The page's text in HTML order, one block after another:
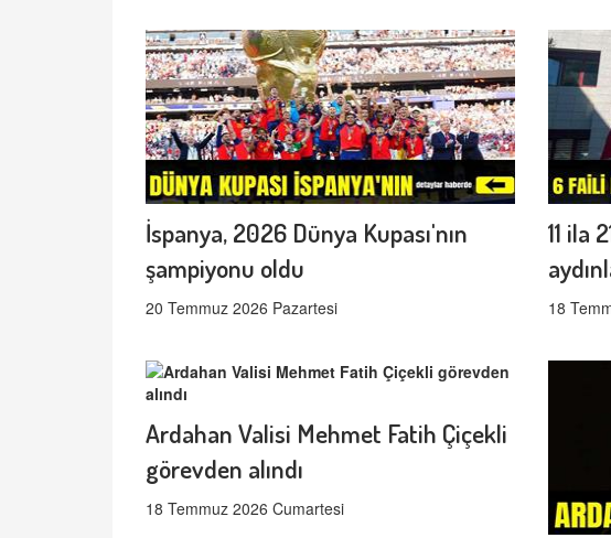
İspanya, 2026 Dünya Kupası'nın
şampiyonu oldu
20 Temmuz 2026 Pazartesi
11 ila
18
Ardahan Valisi Mehmet Fatih Çiçekli
görevden alındı
18 Temmuz 2026 Cumartesi